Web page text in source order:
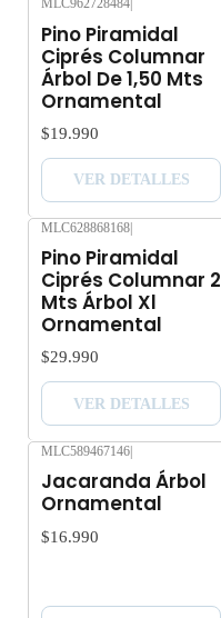
MLC962728484
Pino Piramidal
Ciprés Columnar
Árbol De 1,50 Mts
Ornamental
$19.990
VER DETALLES
MLC628868168|
Pino Piramidal
Ciprés Columnar 2
Mts Árbol Xl
Ornamental
$29.990
VER DETALLES
MLC589467146
Jacaranda Árbol
Ornamental
$16.990